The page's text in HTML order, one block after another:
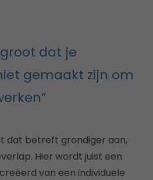
groot dat je
gemaakt zijn om
dat betreft grondiger aan,
Hier wordt juist een
van een individuele